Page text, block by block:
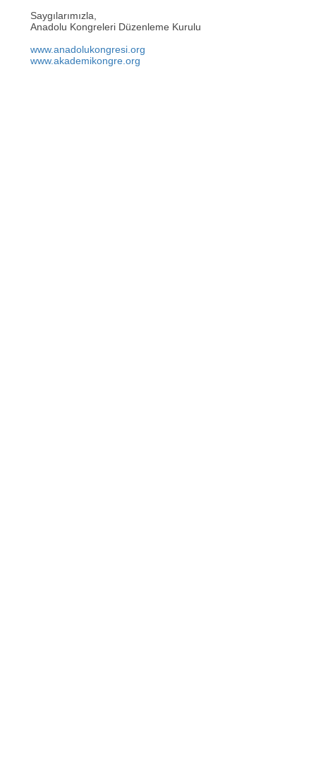
Saygılarımızla,
Anadolu Kongreleri Düzenleme Kurulu
www.anadolukongresi.org
www.akademikongre.org